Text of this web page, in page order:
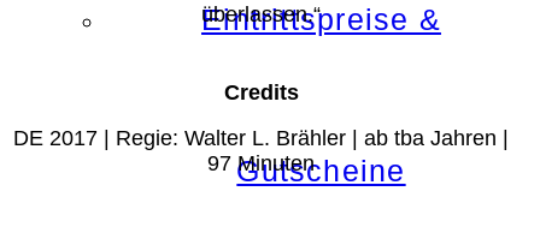
Eintrittspreise &
Gutscheine
überlassen.“
Credits
DE 2017 | Regie: Walter L. Brähler | ab tba Jahren |
97 Minuten